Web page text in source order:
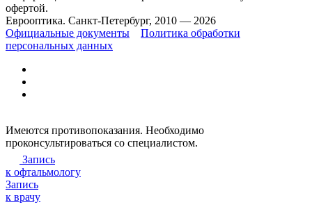
офертой.
Еврооптика. Санкт-Петербург, 2010 — 2026
Официальные документы
Политика обработки
персональных данных
Имеются противопоказания. Необходимо
проконсультироваться со специалистом.
Запись
к офтальмологу
Запись
к врачу